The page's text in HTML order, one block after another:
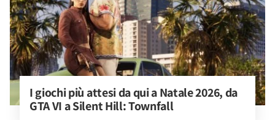
I giochi più attesi da qui a Natale 2026, da
GTA VI a Silent Hill: Townfall